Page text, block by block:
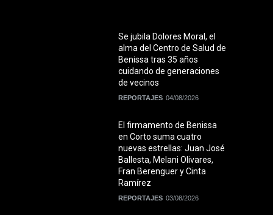
Se jubila Dolores Moral, el
alma del Centro de Salud de
Benissa tras 35 años
cuidando de generaciones
de vecinos
REPORTAJES 04/08/2026
El firmamento de Benissa
en Corto suma cuatro
nuevas estrellas: Juan José
Ballesta, Melani Olivares,
Fran Berenguer y Cinta
Ramírez
REPORTAJES 03/08/2026